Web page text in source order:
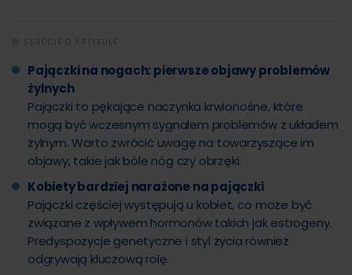
W SKRÓCIE O ARTYKULE
Pajączki na nogach: pierwsze objawy problemów
żylnych
Pajączki to pękające naczynka krwionośne, które
mogą być wczesnym sygnałem problemów z układem
żylnym. Warto zwrócić uwagę na towarzyszące im
objawy, takie jak bóle nóg czy obrzęki.
Kobiety bardziej narażone na pajączki
Pajączki częściej występują u kobiet, co może być
związane z wpływem hormonów takich jak estrogeny.
Predyspozycje genetyczne i styl życia również
odgrywają kluczową rolę.